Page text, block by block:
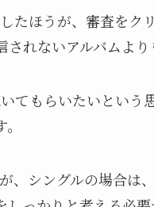
たほうが、審査をク
れないアルバムより
もらいたいという
、シングルの場合は